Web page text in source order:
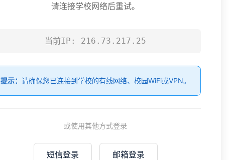
请连接学校网络后重试。
当前IP: 216.73.217.25
提示： 请确保您已连接到学校的有线网络、校园WiFi或VPN。
或使用其他方式登录
短信登录 邮箱登录